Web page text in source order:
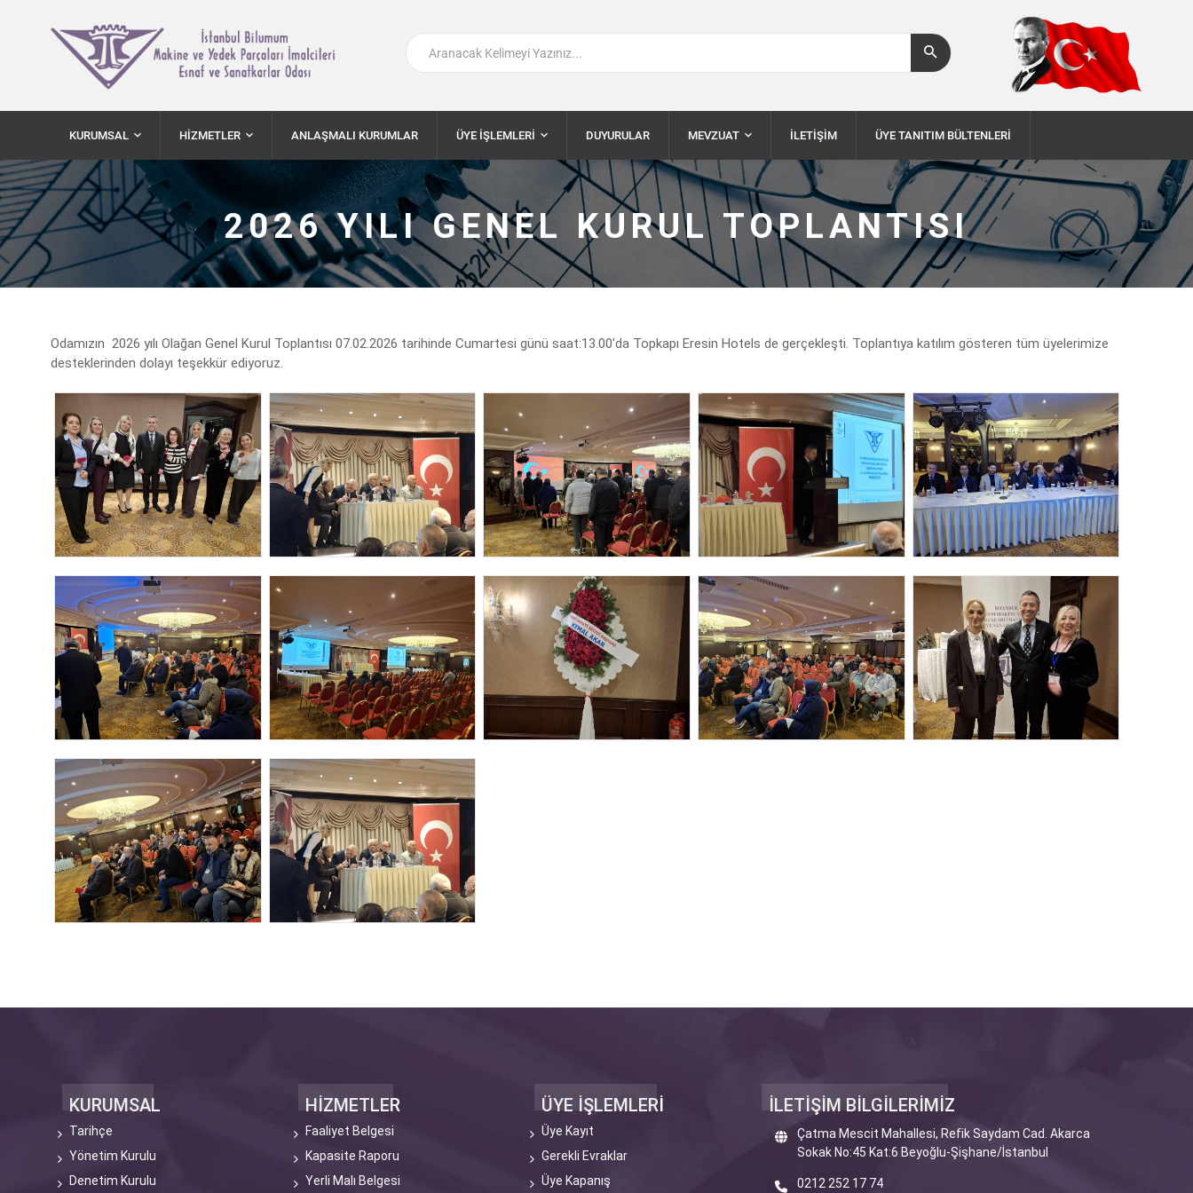
KURUMSAL HİZMETLER ANLAŞMALI KURUMLAR ÜYE İŞLEMLERİ DUYURULAR MEVZUAT İLETİŞİM ÜYE TANITIM BÜLTENLERİ
2026 YILI GENEL KURUL TOPLANTISI
Odamızın 2026 yılı Olağan Genel Kurul Toplantısı 07.02.2026 tarihinde Cumartesi günü saat:13.00'da Topkapı Eresin Hotels de gerçekleşti. Toplantıya katılım gösteren tüm üyelerimize
desteklerinden dolayı teşekkür ediyoruz.
KURUMSAL
Tarihçe
Yönetim Kurulu
Denetim Kurulu
HİZMETLER
Faaliyet Belgesi
Kapasite Raporu
Yerli Malı Belgesi
ÜYE İŞLEMLERİ
Üye Kayıt
Gerekli Evraklar
Üye Kapanış
İLETİŞİM BİLGİLERİMİZ
Çatma Mescit Mahallesi, Refik Saydam Cad. Akarca
Sokak No:45 Kat:6 Beyoğlu-Şişhane/İstanbul
0212 252 17 74